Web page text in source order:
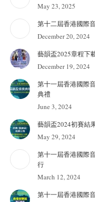
May 23, 2025
第十二屆香港國際
December 20, 2024
藝韻盃2025章程下
December 19, 2024
第十一屆香港國際
典禮
June 3, 2024
藝韻盃2024初賽結
May 29, 2024
第十一屆香港國際
行
March 12, 2024
第十一屆香港國際